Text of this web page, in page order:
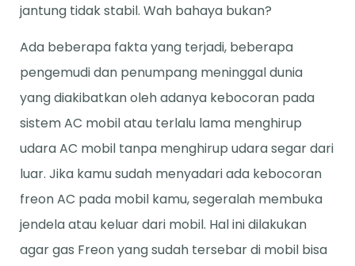
jantung tidak stabil. Wah bahaya bukan?
Ada beberapa fakta yang terjadi, beberapa
pengemudi dan penumpang meninggal dunia
yang diakibatkan oleh adanya kebocoran pada
sistem AC mobil atau terlalu lama menghirup
udara AC mobil tanpa menghirup udara segar dari
luar. Jika kamu sudah menyadari ada kebocoran
freon AC pada mobil kamu, segeralah membuka
jendela atau keluar dari mobil. Hal ini dilakukan
agar gas Freon yang sudah tersebar di mobil bisa